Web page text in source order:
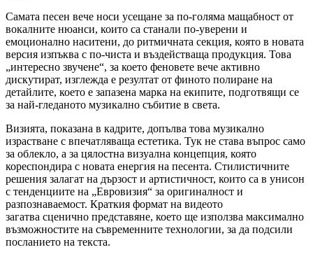
Самата песен вече носи усещане за по-голяма мащабност от
вокалните нюанси, които са станали по-уверени и
емоционално наситени, до ритмичната секция, която в новата
версия изпъква с по-чиста и въздействаща продукция. Това
„интересно звучене“, за което феновете вече активно
дискутират, изглежда е резултат от финото полиране на
детайлите, което е запазена марка на екипите, подготвящи се
за най-гледаното музикално събитие в света.
Визията, показана в кадрите, допълва това музикално
израстване с впечатляваща естетика. Тук не става въпрос само
за облекло, а за цялостна визуална концепция, която
кореспондира с новата енергия на песента. Стилистичните
решения залагат на дързост и артистичност, които са в унисон
с тенденциите на „Евровизия“ за оригиналност и
разпознаваемост. Краткия формат на видеото
загатва сценично представяне, което ще използва максимално
възможностите на съвременните технологии, за да подсили
посланието на текста.